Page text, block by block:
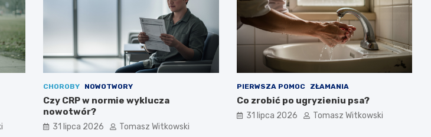
CHOROBY NOWOTWORY
Czy CRP w normie wyklucza
nowotwór?
31 lipca 2026 Tomasz Witkowski
PIERWSZA POMOC ZŁAMANIA
Co zrobić po ugryzieniu psa?
31 lipca 2026 Tomasz Witkowski